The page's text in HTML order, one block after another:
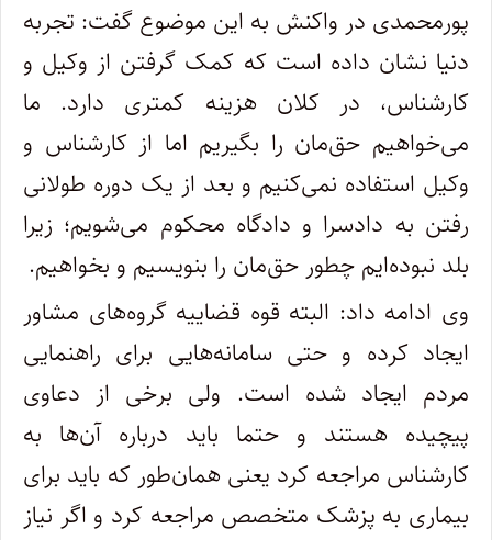
پورمحمدی در واکنش به این موضوع گفت: تجربه‌
دنیا نشان داده است که کمک گرفتن از وکیل و
کارشناس، در کلان هزینه‌ کمتری دارد. ما
می‌خواهیم حق‌مان را بگیریم اما از کارشناس و
وکیل استفاده نمی‌کنیم و بعد از یک دوره‌ طولانی
رفتن به دادسرا و دادگاه محکوم می‌شویم؛ زیرا
بلد نبوده‌ایم چطور حق‌مان را بنویسیم و بخواهیم.
وی ادامه داد: البته قوه‌ قضاییه گروه‌های مشاور
ایجاد کرده و حتی سامانه‌هایی برای راهنمایی
مردم ایجاد شده‌ است. ولی برخی از دعاوی
پیچیده هستند و حتما باید درباره‌ آن‌ها به
کارشناس مراجعه کرد یعنی همان‌طور که باید برای
بیماری به پزشک متخصص مراجعه کرد و اگر نیاز